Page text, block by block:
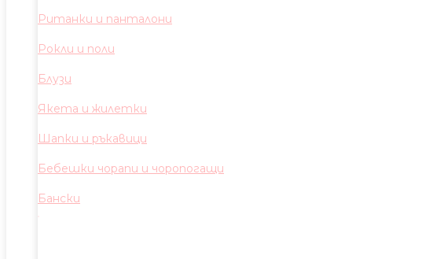
Ританки и панталони
Рокли и поли
Блузи
Якета и жилетки
Шапки и ръкавици
Бебешки чорапи и чоропогащи
Бански